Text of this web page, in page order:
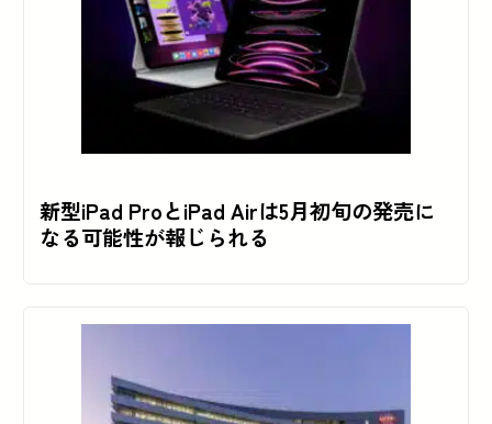
新型iPad ProとiPad Airは5月初旬の発売に
なる可能性が報じられる